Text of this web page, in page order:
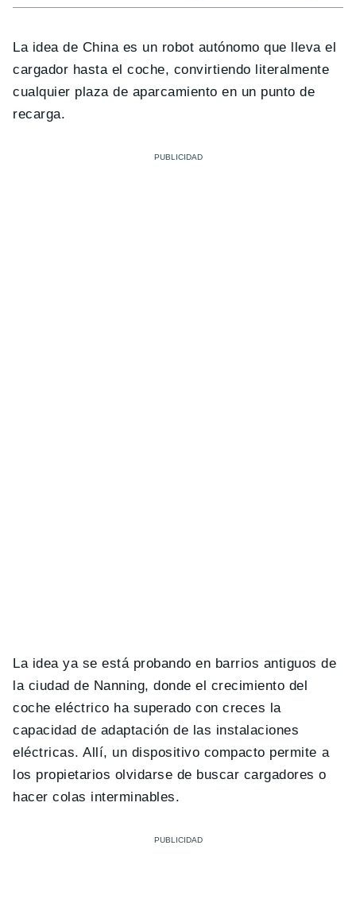
La idea de China es un robot autónomo que lleva el
cargador hasta el coche, convirtiendo literalmente
cualquier plaza de aparcamiento en un punto de
recarga.
La idea ya se está probando en barrios antiguos de
la ciudad de Nanning, donde el crecimiento del
coche eléctrico ha superado con creces la
capacidad de adaptación de las instalaciones
eléctricas. Allí, un dispositivo compacto permite a
los propietarios olvidarse de buscar cargadores o
hacer colas interminables.